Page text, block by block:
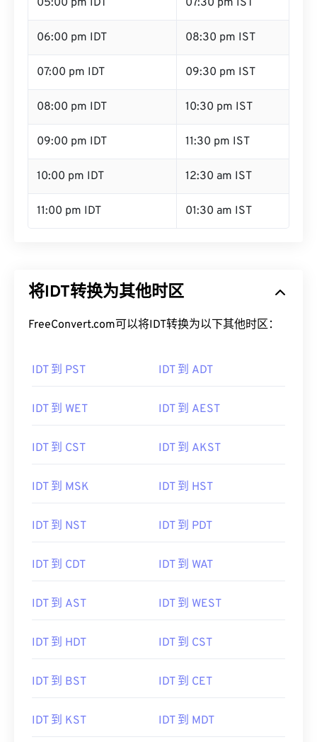
05:00 pm IDT 07:30 pm IST
06:00 pm IDT 08:30 pm IST
07:00 pm IDT 09:30 pm IST
08:00 pm IDT 10:30 pm IST
09:00 pm IDT 11:30 pm IST
10:00 pm IDT 12:30 am IST
11:00 pm IDT 01:30 am IST
将IDT转换为其他时区
FreeConvert.com可以将IDT转换为以下其他时区：
IDT 到 PST IDT 到 ADT
IDT 到 WET IDT 到 AEST
IDT 到 CST IDT 到 AKST
IDT 到 MSK IDT 到 HST
IDT 到 NST IDT 到 PDT
IDT 到 CDT IDT 到 WAT
IDT 到 AST IDT 到 WEST
IDT 到 HDT IDT 到 CST
IDT 到 BST IDT 到 CET
IDT 到 KST IDT 到 MDT